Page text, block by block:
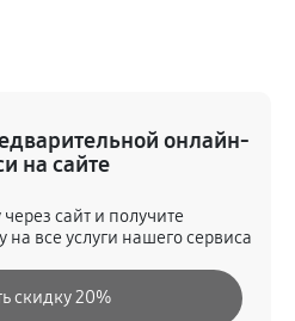
60 минут
60 минут
корпуса
онлайн-
на сайте
через сайт и получите
все услуги нашего сервиса
скидку 20%